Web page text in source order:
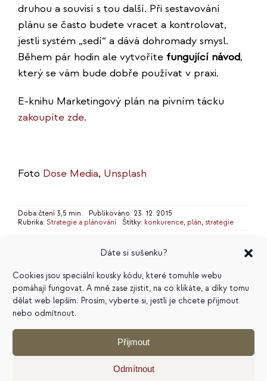
Dáte si sušenku?
Cookies jsou speciální kousky kódu, které tomuhle webu
pomáhají fungovat. A mně zase zjistit, na co klikáte, a díky tomu
dělat web lepším. Prosím, vyberte si, jestli je chcete přijmout
nebo odmítnout.
Přijmout
Odmítnout
druhou a souvisí s tou další. Při sestavování
plánu se často budete vracet a kontrolovat,
jestli systém „sedí“ a dává dohromady smysl.
Během pár hodin ale vytvoříte fungující návod,
který se vám bude dobře používat v praxi.
E-knihu Marketingový plán na pivním tácku
zakoupíte zde.
Foto Dose Media, Unsplash
Doba čtení 3,5 min.
Publikováno: 23. 12. 2015
Rubrika: Strategie a plánování Štítky: konkurence, plán, strategie
CO VÁS ZAJÍMÁ
Psychologie podnikání(58)
Autentický marketing(57)
Strategie a plánování(51)